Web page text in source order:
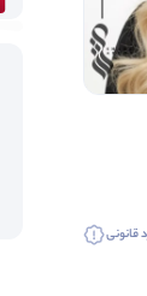
قانونی